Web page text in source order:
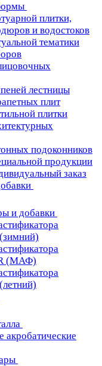
плитки,
и водостоков
тематики
лестницы
плит
плитки
подоконников
продукции
заказ
и добавки
(МАФ)
акробатические